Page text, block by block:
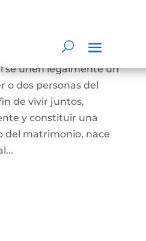
celebrado ante juez
se unen legalmente un
o dos personas del
de vivir juntos,
y constituir una
del matrimonio, nace